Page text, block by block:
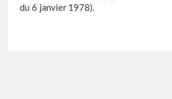
du 6 janvier 1978).